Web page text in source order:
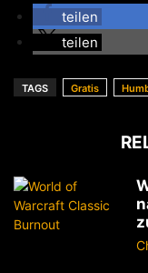
teilen
teilen
TAGS Gratis